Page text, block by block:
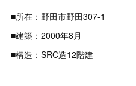
■所在：野田市野田307-1
■建築：2000年8月
■構造：SRC造12階建